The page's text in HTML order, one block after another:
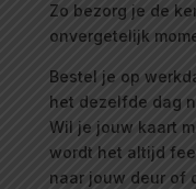
Zo bezorg je de
onvergetelijk
Bestel je op
het dezelfde dag
Wil je jouw kaart
wordt het altijd
naar jouw deur of